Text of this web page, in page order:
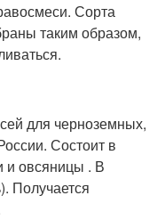
Сорта
таким образом,
для черноземных,
Состоит в
и овсяницы . В
Получается